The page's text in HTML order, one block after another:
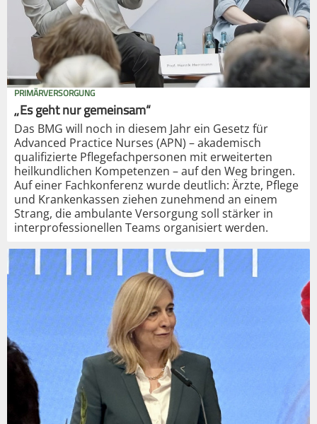
PRIMÄRVERSORGUNG
„Es geht nur gemeinsam“
Das BMG will noch in diesem Jahr ein Gesetz für
Advanced Practice Nurses (APN) – akademisch
qualifizierte Pflegefachpersonen mit erweiterten
heilkundlichen Kompetenzen – auf den Weg bringen.
Auf einer Fachkonferenz wurde deutlich: Ärzte, Pflege
und Krankenkassen ziehen zunehmend an einem
Strang, die ambulante Versorgung soll stärker in
interprofessionellen Teams organisiert werden.